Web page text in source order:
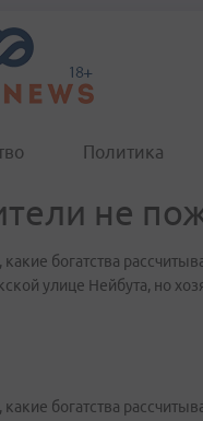
Политика
не
какие богатства
улице Нейбута, но
какие богатства